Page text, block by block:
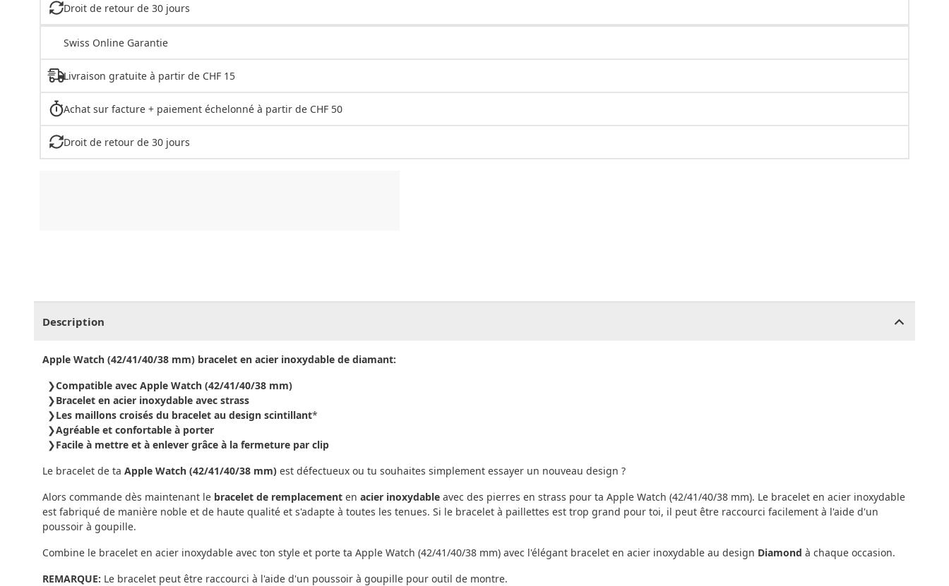
Droit de retour de 30 jours
Swiss Online Garantie
Livraison gratuite à partir de CHF 15
Achat sur facture + paiement échelonné à partir de CHF 50
Droit de retour de 30 jours
Description
Apple Watch (42/41/40/38 mm) bracelet en acier inoxydable de diamant:
Compatible avec Apple Watch (42/41/40/38 mm)
Bracelet en acier inoxydable avec strass
Les maillons croisés du bracelet au design scintillant*
Agréable et confortable à porter
Facile à mettre et à enlever grâce à la fermeture par clip
Le bracelet de ta Apple Watch (42/41/40/38 mm) est défectueux ou tu souhaites simplement essayer un nouveau design ?
Alors commande dès maintenant le bracelet de remplacement en acier inoxydable avec des pierres en strass pour ta Apple Watch (42/41/40/38 mm). Le bracelet en acier inoxydable
est fabriqué de manière noble et de haute qualité et s'adapte à toutes les tenues. Si le bracelet à paillettes est trop grand pour toi, il peut être raccourci facilement à l'aide d'un
poussoir à goupille.
Combine le bracelet en acier inoxydable avec ton style et porte ta Apple Watch (42/41/40/38 mm) avec l'élégant bracelet en acier inoxydable au design Diamond à chaque occasion.
REMARQUE: Le bracelet peut être raccourci à l'aide d'un poussoir à goupille pour outil de montre.